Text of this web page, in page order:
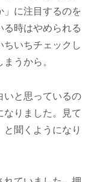
」に注目するのを
る時はやめられる
ちいちチェックし
うから。
いと思っているの
なりました。見て
聞くようになり